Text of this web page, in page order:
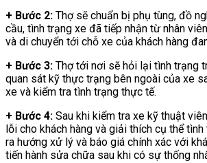
+ Bước 2: Thợ sẽ chuẩn bị phụ tùng, đồ
cầu, tình trạng xe đã tiếp nhận từ nhân
và di chuyển tới chỗ xe của khách hàng
+ Bước 3: Thợ tới nơi sẽ hỏi lại tình trạng
quan sát kỹ thực trạng bên ngoài của xe
xe và kiểm tra tình trạng thực tế.
+ Bước 4: Sau khi kiểm tra xe kỹ thuật
lỗi cho khách hàng và giải thích cụ thể
ra hướng xử lý và báo giá chính xác với
tiến hành sửa chữa sau khi có sự thống